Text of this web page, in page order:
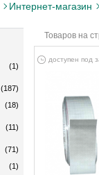
Интернет-магазин
(1)
(187)
(18)
(11)
(71)
(1)
Товаров на
доступен под